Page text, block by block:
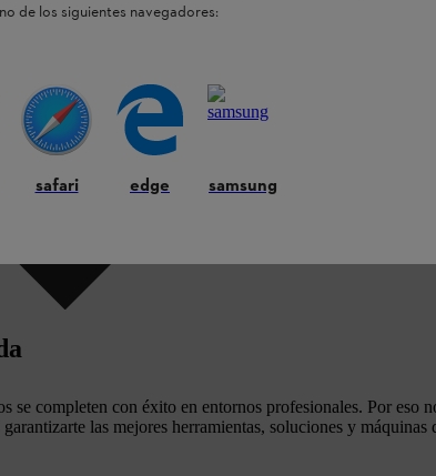
completen con éxito en entornos profesionales. Por eso
las mejores herramientas, soluciones y
de los siguientes navegadores:
safari edge samsung